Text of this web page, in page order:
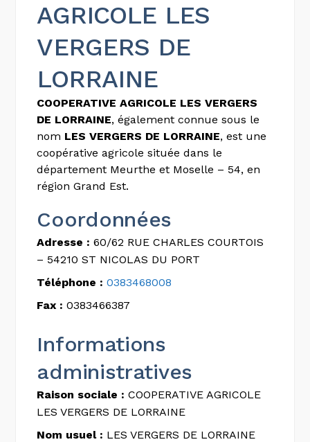
AGRICOLE LES
VERGERS DE
LORRAINE
COOPERATIVE AGRICOLE LES VERGERS
DE LORRAINE, également connue sous le
nom LES VERGERS DE LORRAINE, est une
coopérative agricole située dans le
département Meurthe et Moselle – 54, en
région Grand Est.
Coordonnées
Adresse : 60/62 RUE CHARLES COURTOIS
– 54210 ST NICOLAS DU PORT
Téléphone : 0383468008
Fax : 0383466387
Informations
administratives
Raison sociale : COOPERATIVE AGRICOLE
LES VERGERS DE LORRAINE
Nom usuel : LES VERGERS DE LORRAINE